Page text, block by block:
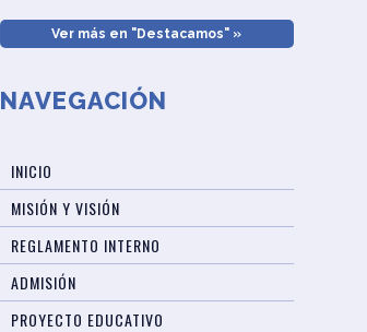
Ver más en "Destacamos" »
NAVEGACIÓN
INICIO
MISIÓN Y VISIÓN
REGLAMENTO INTERNO
ADMISIÓN
PROYECTO EDUCATIVO